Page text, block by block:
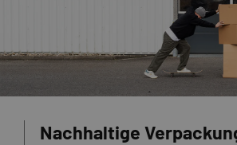
Nachhaltige